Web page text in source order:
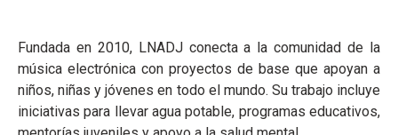
Fundada en 2010, LNADJ conecta a la comunidad de la
música electrónica con proyectos de base que apoyan a
niños, niñas y jóvenes en todo el mundo. Su trabajo incluye
iniciativas para llevar agua potable, programas educativos,